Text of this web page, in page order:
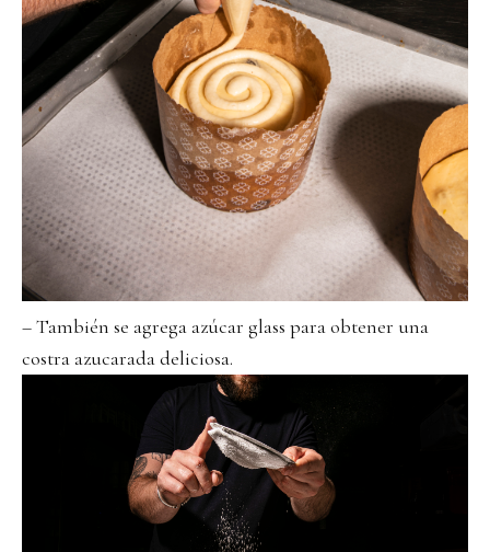
– También se agrega azúcar glass para obtener una
costra azucarada deliciosa.